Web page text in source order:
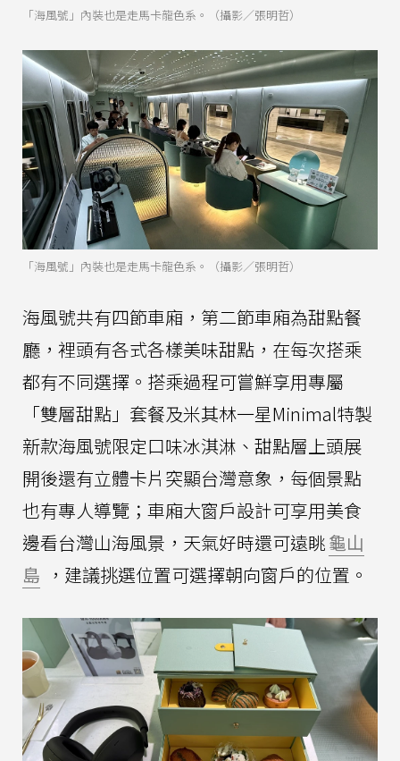
「海風號」內裝也是走馬卡龍色系。（攝影／張明哲）
「海風號」內裝也是走馬卡龍色系。（攝影／張明哲）
海風號共有四節車廂，第二節車廂為甜點餐
廳，裡頭有各式各樣美味甜點，在每次搭乘
都有不同選擇。搭乘過程可嘗鮮享用專屬
「雙層甜點」套餐及米其林一星Minimal特製
新款海風號限定口味冰淇淋、甜點層上頭展
開後還有立體卡片突顯台灣意象，每個景點
也有專人導覽；車廂大窗戶設計可享用美食
邊看台灣山海風景，天氣好時還可遠眺龜山
島 ，建議挑選位置可選擇朝向窗戶的位置。